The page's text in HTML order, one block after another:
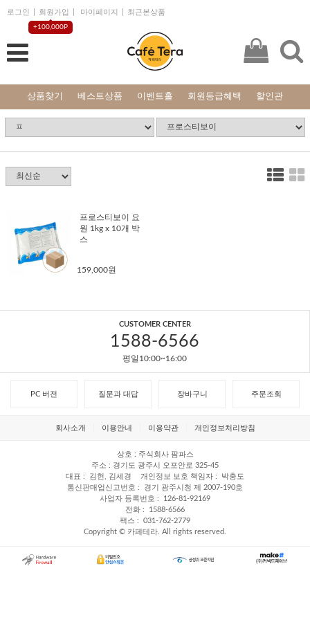
로그인 회원가입
+100,000P
마이페이지 최근본상품
상품찾기 베스트상품 이벤트홀 회원등급혜택 할인관
프로스티보이 요
원 1kg x 10개 박
스
159,000원
CUSTOMER CENTER
1588-6566
평일10:00~16:00
PC 버전 질문과 대답 장바구니 주문조회
회사소개 이용안내 이용약관 개인정보처리방침
상호
주식회사 팜파스
주소
경기도 광주시 오포안로 325-45
대표
김헌, 김세경 개인정보 보호 책임자
박충도
통신판매업신고번호
경기 광주시청 제 2007-190호
사업자 등록번호
126-81-92169
전화
1588-6566
팩스
031-762-2779
Copyright © 카페테라. All rights reserved.